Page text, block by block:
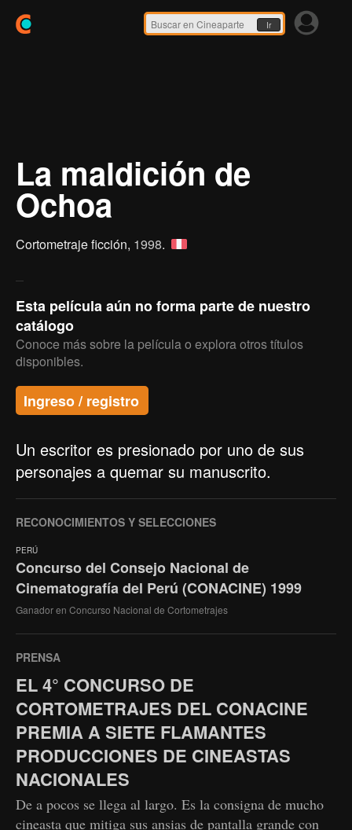
Ir
La maldición de
Ochoa
Cortometraje ficción, 1998.
Esta película aún no forma parte de nuestro
catálogo
Conoce más sobre la película o explora otros títulos
disponibles.
Ingreso / registro
Un escritor es presionado por uno de sus
personajes a quemar su manuscrito.
RECONOCIMIENTOS Y SELECCIONES
PERÚ
Concurso del Consejo Nacional de
Cinematografía del Perú (CONACINE) 1999
Ganador en Concurso Nacional de Cortometrajes
PRENSA
EL 4° CONCURSO DE
CORTOMETRAJES DEL CONACINE
PREMIA A SIETE FLAMANTES
PRODUCCIONES DE CINEASTAS
NACIONALES
De a pocos se llega al largo. Es la consigna de mucho
cineasta que mitiga sus ansias de pantalla grande con